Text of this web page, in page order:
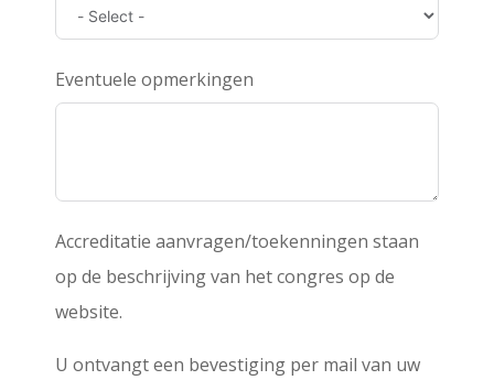
Eventuele opmerkingen
Accreditatie aanvragen/toekenningen staan
op de beschrijving van het congres op de
website.
U ontvangt een bevestiging per mail van uw